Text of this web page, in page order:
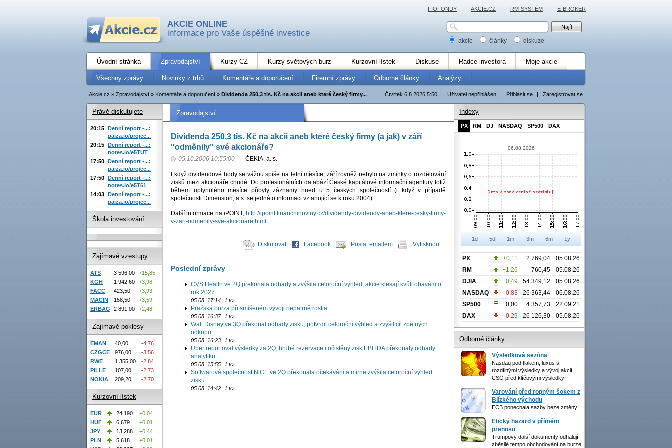
AKCIE ONLINE
informace pro Vaše úspěšné investice
akcie články diskuze
Úvodní stránka Zpravodajství Kurzy CZ Kurzy světových burz Kurzovní lístek Diskuse Rádce investora Moje akcie
Všechny zprávy Novinky z trhů Komentáře a doporučení Firemní zprávy Odborné články Analýzy
Uživatel nepřihlášen | Přihlásit se | Zaregistrovat se
Čtvrtek 6.8.2026 5:50
Akcie.cz » Zpravodajství » Komentáře a doporučení » Dividenda 250,3 tis. Kč na akcii aneb které český firmy...
Zpravodajství
Dividenda 250,3 tis. Kč na akcii aneb které český firmy (a jak) v září
"odměnily" své akcionáře?
05.10.2006 10:55:00 ČEKIA, a. s.
I když dividendové hody se vážou spíše na letní měsíce, září rovněž nebylo na zmínky o rozdělování
zisků mezi akcionáře chudé. Do profesionálních databází České kapitálové informační agentury totiž
během uplynulého měsíce přibyly záznamy hned u 5 českých společností (i když v případě
společnosti Dimension, a.s. se jedná o informaci vztahující se k roku 2004).
Další informace na iPOINT, http://ipoint.financninoviny.cz/dividendy-dividendy-aneb-ktere-cesky-firmy-
v-zari-odmenily-sve-akcionare.html
Diskutovat Facebook Poslat emailem Vytisknout
Poslední zprávy
CVS Health ve 2Q překonala odhady a zvýšila celoroční výhled, akcie klesají kvůli obavám o
rok 2027
05.08. 17:14 Fio
Pražská burza při smíšeném vývoji nepatrně rostla
05.08. 16:37Fio
Walt Disney ve 3Q překonal odhady zisku, potvrdil celoroční výhled a zvýšil cíl zpětných
odkupů
05.08. 16:23 Fio
Uber reportoval výsledky za 2Q, hrubé rezervace i očistěný zisk EBITDA překonaly odhady
analytiků
05.08. 15:55 Fio
Softwarová společnost NiCE ve 2Q překonala očekávání a mírně zvýšila celoroční výhled
zisku
05.08. 14:42 Fio
Právě diskutujete
20:15 Denní report -...:
paiza.io/projec...
20:15 Denní report -...:
notes.io/e5TUT
17:50 Denní report -...:
paiza.io/projec...
17:50 Denní report -...:
notes.io/e5T61
14:03 Denní report -...:
paiza.io/projec...
Škola investování
Zajímavé vzestupy
ATS 3 596,00
+15,85
KGH
1 942,60
+3,98
FACC
423,50
+3,93
MACIN
158,50
+3,59
ERBAG
2 891,00 +2,48
Zajímavé poklesy
EMAN 40,00
-4,76
CZGCE
976,00
-3,56
RWE
1 355,00
-2,84
PILLE
107,00
-2,73
NOKIA
209,20 -2,70
Kurzovní lístek
EUR 24,190
+0,04
HUF
6,679
+0,01
JPY
13,288
+0,44
PLN
5,618
+0,01
Indexy
PX RM DJ NASDAQ SP500 DAX
06.08.2026
1d 5d 1m 3m 6m 1y
PX +0,11 2 769,04
05.08.26
RM
+1,26 760,45
05.08.26
DJIA
+0,49 54 349,12
05.08.26
NASDAQ
-0,83 26 363,44
06.08.26
SP500
0,00 4 357,73
22.09.21
DAX
-0,29 26 126,30 05.08.26
Odborné články
Výsledková sezóna
Nasdaq pod tlakem, luxus s
rozdílnými výsledky a vývoj akcií
CSG před klíčovými výsledky
Varování před ropným šokem z
Blízkého východu
ECB ponechala sazby beze změny
Etický hazard v přímém
přenosu
Trumpovy další dokumenty odhalují
zběsilé tempo obchodování na burze
FIOFONDY | AKCIE.CZ | RM-SYSTÉM | E-BROKER